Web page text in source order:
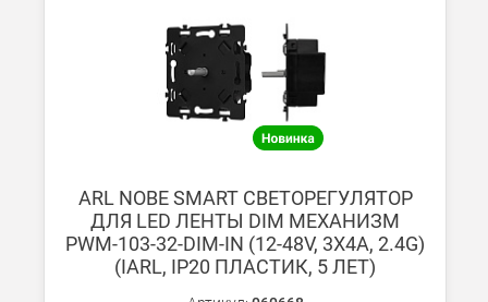
Безналичная оплата по счету
Вы можете оплатить заказ по выставленному счету в любом
После получения оплаты счета с Вами свяжется менеджер
Доставка:
ARL NOBE SMART СВЕТОРЕГУЛЯТОР
ДЛЯ LED ЛЕНТЫ DIM МЕХАНИЗМ
PWM-103-32-DIM-IN (12-48V, 3Х4A, 2.4G)
(IARL, IP20 ПЛАСТИК, 5 ЛЕТ)